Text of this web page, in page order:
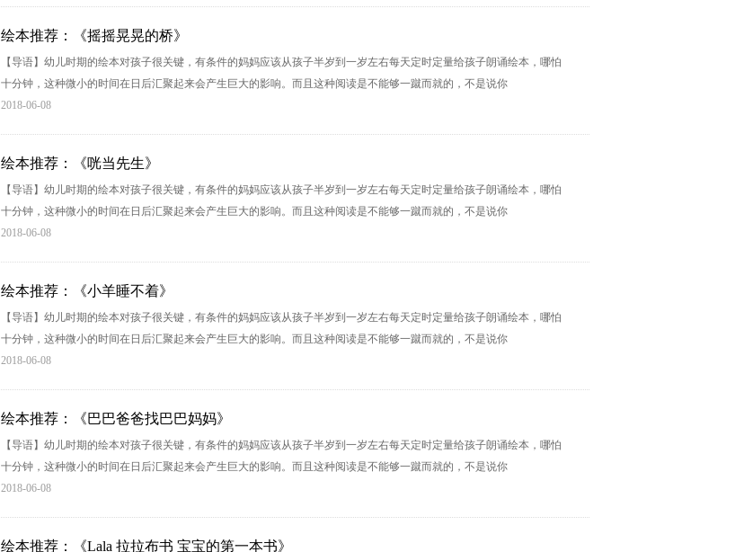
绘本推荐：《摇摇晃晃的桥》
【导语】幼儿时期的绘本对孩子很关键，有条件的妈妈应该从孩子半岁到一岁左右每天定时定量给孩子朗诵绘本，哪怕
十分钟，这种微小的时间在日后汇聚起来会产生巨大的影响。而且这种阅读是不能够一蹴而就的，不是说你
2018-06-08
绘本推荐：《咣当先生》
【导语】幼儿时期的绘本对孩子很关键，有条件的妈妈应该从孩子半岁到一岁左右每天定时定量给孩子朗诵绘本，哪怕
十分钟，这种微小的时间在日后汇聚起来会产生巨大的影响。而且这种阅读是不能够一蹴而就的，不是说你
2018-06-08
绘本推荐：《小羊睡不着》
【导语】幼儿时期的绘本对孩子很关键，有条件的妈妈应该从孩子半岁到一岁左右每天定时定量给孩子朗诵绘本，哪怕
十分钟，这种微小的时间在日后汇聚起来会产生巨大的影响。而且这种阅读是不能够一蹴而就的，不是说你
2018-06-08
绘本推荐：《巴巴爸爸找巴巴妈妈》
【导语】幼儿时期的绘本对孩子很关键，有条件的妈妈应该从孩子半岁到一岁左右每天定时定量给孩子朗诵绘本，哪怕
十分钟，这种微小的时间在日后汇聚起来会产生巨大的影响。而且这种阅读是不能够一蹴而就的，不是说你
2018-06-08
绘本推荐：《Lala 拉拉布书 宝宝的第一本书》